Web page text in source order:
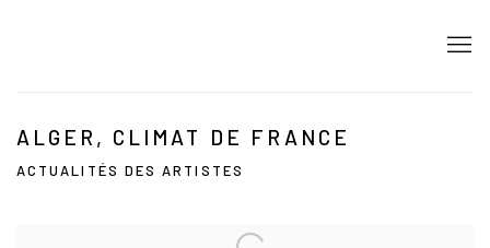
ALGER, CLIMAT DE FRANCE
ACTUALITÉS DES ARTISTES
Open a larger version of the following image in a popup: